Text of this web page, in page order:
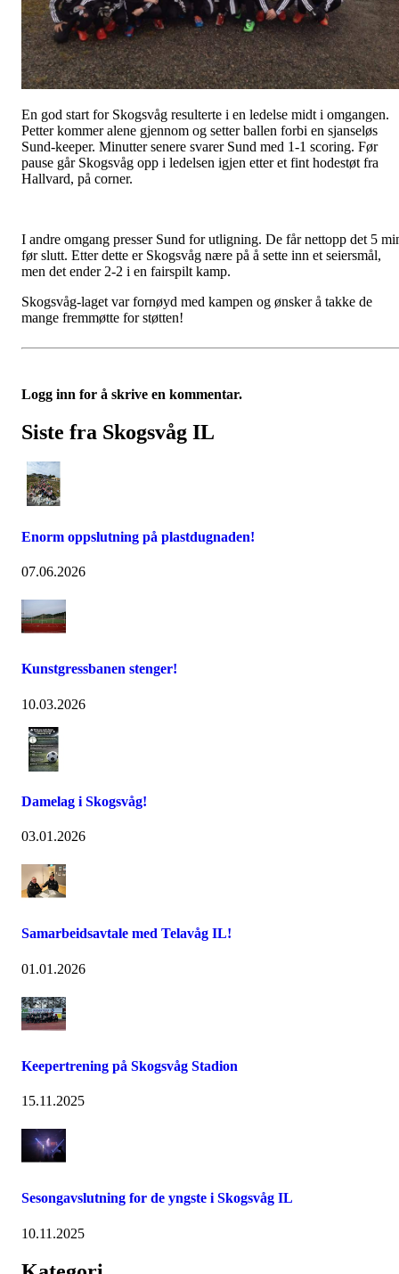
En god start for Skogsvåg resulterte i en ledelse midt i omgangen.
Petter kommer alene gjennom og setter ballen forbi en sjanseløs
Sund-keeper. Minutter senere svarer Sund med 1-1 scoring. Før
pause går Skogsvåg opp i ledelsen igjen etter et fint hodestøt fra
Hallvard, på corner.
I andre omgang presser Sund for utligning. De får nettopp det 5
før slutt. Etter dette er Skogsvåg nære på å sette inn et seiersmål,
men det ender 2-2 i en fairspilt kamp.
Skogsvåg-laget var fornøyd med kampen og ønsker å takke de
mange fremmøtte for støtten!
Logg inn for å skrive en kommentar.
Siste fra Skogsvåg IL
Enorm oppslutning på plastdugnaden!
07.06.2026
Kunstgressbanen stenger!
10.03.2026
Damelag i Skogsvåg!
03.01.2026
Samarbeidsavtale med Telavåg IL!
01.01.2026
Keepertrening på Skogsvåg Stadion
15.11.2025
Sesongavslutning for de yngste i Skogsvåg IL
10.11.2025